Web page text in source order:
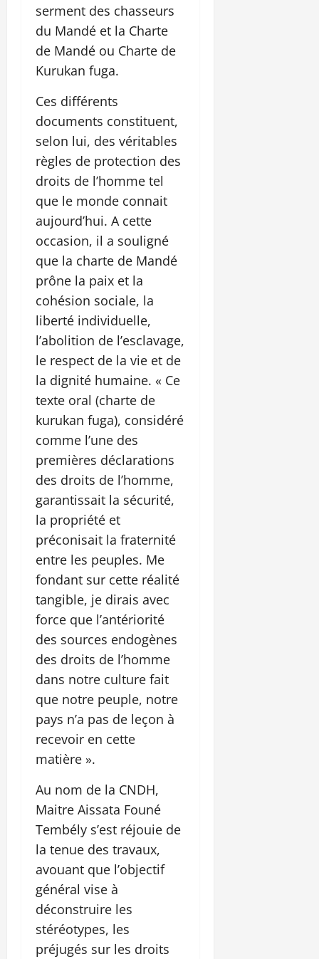
serment des chasseurs
du Mandé et la Charte
de Mandé ou Charte de
Kurukan fuga.
Ces différents
documents constituent,
selon lui, des véritables
règles de protection des
droits de l’homme tel
que le monde connait
aujourd’hui. A cette
occasion, il a souligné
que la charte de Mandé
prône la paix et la
cohésion sociale, la
liberté individuelle,
l’abolition de l’esclavage,
le respect de la vie et de
la dignité humaine. « Ce
texte oral (charte de
kurukan fuga), considéré
comme l’une des
premières déclarations
des droits de l’homme,
garantissait la sécurité,
la propriété et
préconisait la fraternité
entre les peuples. Me
fondant sur cette réalité
tangible, je dirais avec
force que l’antériorité
des sources endogènes
des droits de l’homme
dans notre culture fait
que notre peuple, notre
pays n’a pas de leçon à
recevoir en cette
matière ».
Au nom de la CNDH,
Maitre Aissata Founé
Tembély s’est réjouie de
la tenue des travaux,
avouant que l’objectif
général vise à
déconstruire les
stéréotypes, les
préjugés sur les droits